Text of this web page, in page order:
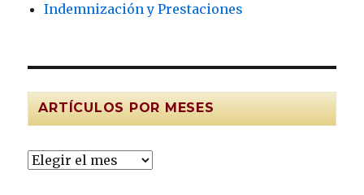
Indemnización y Prestaciones
ARTÍCULOS POR MESES
Artículos